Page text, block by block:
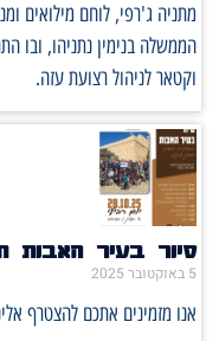
מתניה ג'רפי, לוחם מילואים
הממשלה בנימין נתניהו, ובו
וקטאר לניהול רצועת עזה.
סיור בעיר האבות
5 באוקטובר 2025
אנו מזמינים אתכם להצטרף